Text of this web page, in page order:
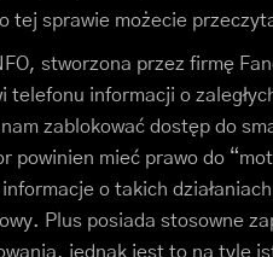
tej sprawie możecie
stworzona przez firmę
telefonu informacji o
nam zablokować dostęp do
powinien mieć prawo do
o takich
Plus posiada stosowne
jednak jest to na tyle